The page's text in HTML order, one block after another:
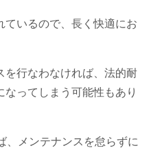
ているので、長く快適にお
を行なわなければ、法的耐
ってしまう可能性もあり
、メンテナンスを怠らずに